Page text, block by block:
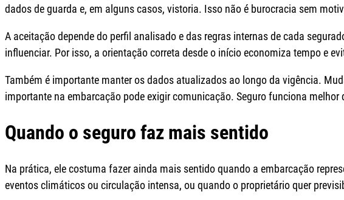
dados de guarda e, em alguns casos, vistoria. Isso não é burocracia sem
A aceitação depende do perfil analisado e das regras internas de cada
influenciar. Por isso, a orientação correta desde o início economiza tempo e
Também é importante manter os dados atualizados ao longo da vigência.
importante na embarcação pode exigir comunicação. Seguro funciona
Quando o seguro faz mais sentido
Na prática, ele costuma fazer ainda mais sentido quando a embarcação
eventos climáticos ou circulação intensa, ou quando o proprietário quer